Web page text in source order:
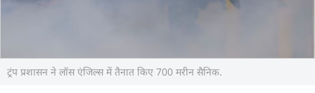
ट्रंप प्रशासन ने लॉस एंजिल्स में तैनात किए 700 मरीन सैनिक.